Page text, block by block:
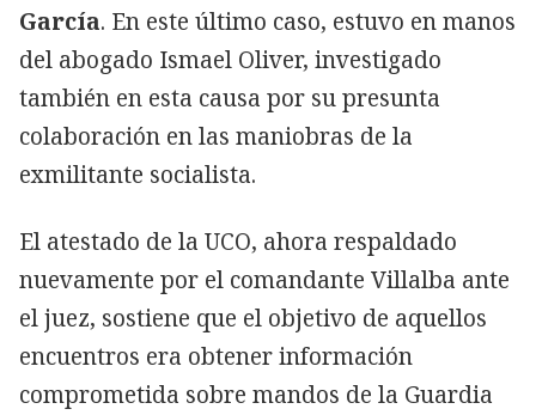
García. En este último caso, estuvo en manos
del abogado Ismael Oliver, investigado
también en esta causa por su presunta
colaboración en las maniobras de la
exmilitante socialista.
El atestado de la UCO, ahora respaldado
nuevamente por el comandante Villalba ante
el juez, sostiene que el objetivo de aquellos
encuentros era obtener información
comprometida sobre mandos de la Guardia